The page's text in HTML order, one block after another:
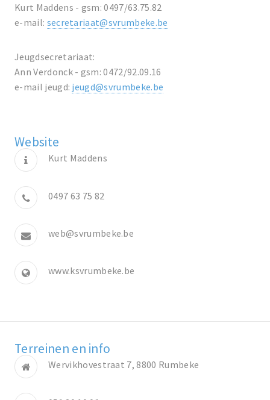
Kurt Maddens - gsm: 0497/63.75.82
e-mail: secretariaat@svrumbeke.be
Jeugdsecretariaat:
Ann Verdonck - gsm: 0472/92.09.16
e-mail jeugd: jeugd@svrumbeke.be
Website
Kurt Maddens
0497 63 75 82
web@svrumbeke.be
www.ksvrumbeke.be
Terreinen en info
Wervikhovestraat 7, 8800 Rumbeke